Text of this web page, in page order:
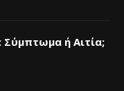
Σύμπτωμα ή Αιτία;